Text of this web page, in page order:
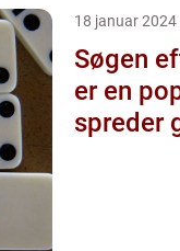
18 januar 2024
Søgen
er en
spreder